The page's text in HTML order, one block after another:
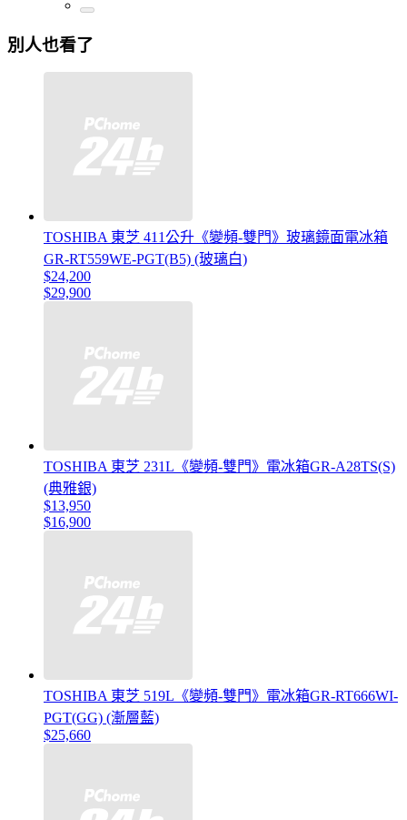
別人也看了
TOSHIBA 東芝 411公升《變頻-雙門》玻璃鏡面電冰箱
GR-RT559WE-PGT(B5) (玻璃白)
$24,200
$29,900
TOSHIBA 東芝 231L《變頻-雙門》電冰箱GR-A28TS(S)
(典雅銀)
$13,950
$16,900
TOSHIBA 東芝 519L《變頻-雙門》電冰箱GR-RT666WI-
PGT(GG) (漸層藍)
$25,660